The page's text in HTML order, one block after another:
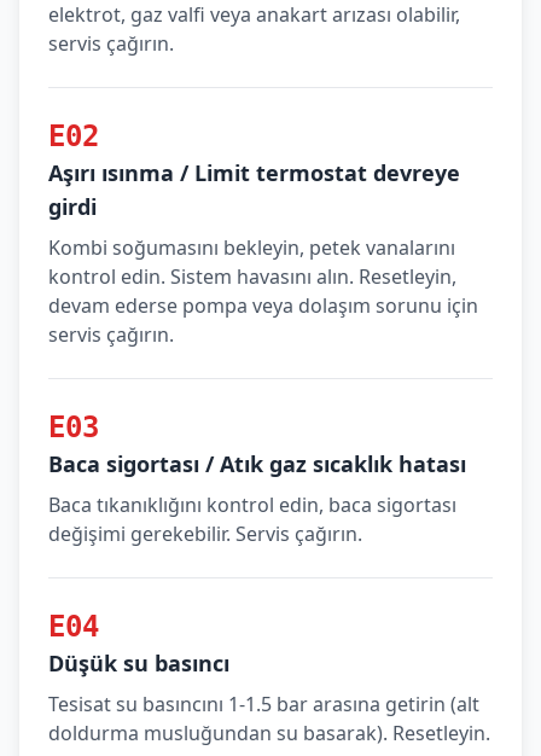
elektrot, gaz valfi veya anakart arızası olabilir,
servis çağırın.
E02
Aşırı ısınma / Limit termostat devreye
girdi
Kombi soğumasını bekleyin, petek vanalarını
kontrol edin. Sistem havasını alın. Resetleyin,
devam ederse pompa veya dolaşım sorunu için
servis çağırın.
E03
Baca sigortası / Atık gaz sıcaklık hatası
Baca tıkanıklığını kontrol edin, baca sigortası
değişimi gerekebilir. Servis çağırın.
E04
Düşük su basıncı
Tesisat su basıncını 1-1.5 bar arasına getirin (alt
doldurma musluğundan su basarak). Resetleyin.